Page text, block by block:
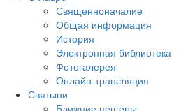
Священноначалие
Общая информация
История
Электронная библиотека
Фотогалерея
Онлайн-трансляция
Святыни
Ближние пещеры